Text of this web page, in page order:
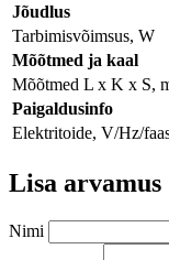
Jõudlus
Tarbimisvõimsus, W
Мõõtmed ja kaal
Mõõtmed L x K x S,
Paigaldusinfo
Elektritoide, V/Hz/
Lisa arvamus
Nimi